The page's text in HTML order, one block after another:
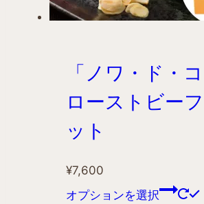
「ノワ・ド・コ
ローストビー
ット
¥7,600
オプションを選択